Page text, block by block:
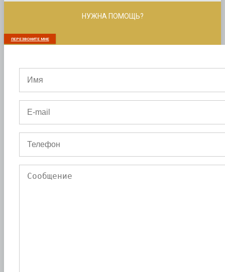
НУЖНА ПОМОЩЬ?
ПЕРЕЗВОНИТЕ МНЕ